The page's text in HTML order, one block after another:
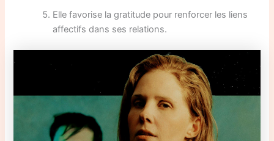
Elle favorise la gratitude pour renforcer les liens
affectifs dans ses relations.